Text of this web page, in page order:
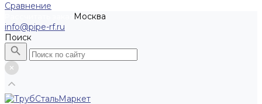
Сравнение
Москва
info@pipe-rf.ru
Поиск